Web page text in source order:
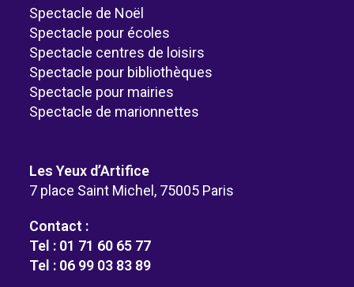
Spectacle de Noël
Spectacle pour écoles
Spectacle centres de loisirs
Spectacle pour bibliothèques
Spectacle pour mairies
Spectacle de marionnettes
Les Yeux d’Artifice
7 place Saint Michel, 75005 Paris
Contact :
Tel : 01 71 60 65 77
Tel : 06 99 03 83 89